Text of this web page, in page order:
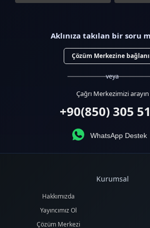
Aklınıza takılan bir soru
Çözüm Merkezine
veya
Çağrı Merkezimizi arayın
+90(850) 305
WhatsApp Destek
Kurumsal
Hakkımızda
Yayıncımız Ol
Çözüm Merkezi